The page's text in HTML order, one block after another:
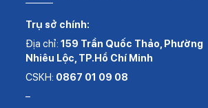
Trụ sở chính:
Địa chỉ: 159 Trần Quốc Thảo, Phường
Nhiêu Lộc, TP.Hồ Chí Minh
CSKH: 0867 01 09 08
–